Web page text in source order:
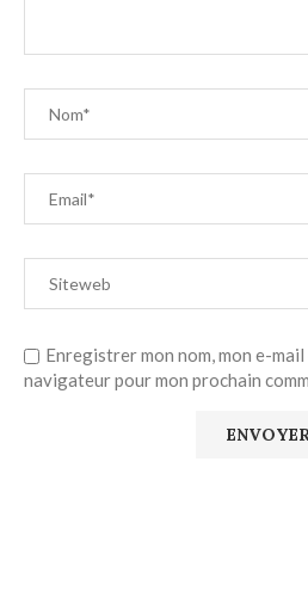
Enregistrer mon nom, mon e-
navigateur pour mon prochain